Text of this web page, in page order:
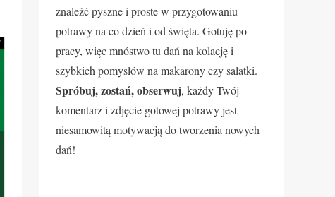
znaleźć pyszne i proste w przygotowaniu
potrawy na co dzień i od święta. Gotuję po
pracy, więc mnóstwo tu dań na kolację i
szybkich pomysłów na makarony czy sałatki.
Spróbuj, zostań, obserwuj, każdy Twój
komentarz i zdjęcie gotowej potrawy jest
niesamowitą motywacją do tworzenia nowych
dań!